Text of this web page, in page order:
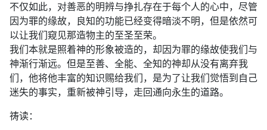
不仅如此，对善恶的明辨与挣扎存在于每个人的心中，尽管
因为罪的缘故，良知的功能已经变得暗淡不明，但是依然可
以让我们窥见那造物主的至圣至荣。
我们本就是照着神的形象被造的，却因为罪的缘故使我们与
神渐行渐远。但是至善、全能、全知的神却从没有离弃我
们，他将他丰富的知识赐给我们，是为了让我们觉悟到自己
迷失的事实，重新被神引导，走回通向永生的道路。
祷读：